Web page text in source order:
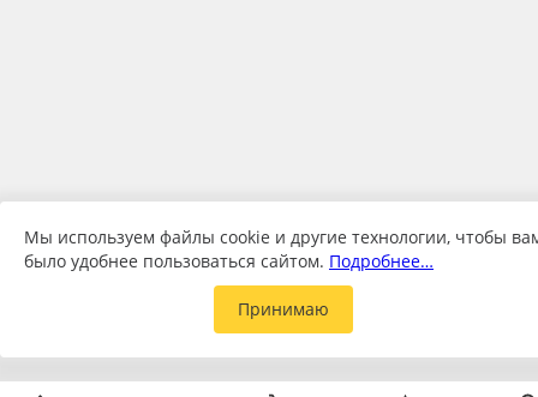
Мы используем файлы cookie и другие технологии, чтобы
было удобнее пользоваться сайтом. Подробнее…
Принимаю